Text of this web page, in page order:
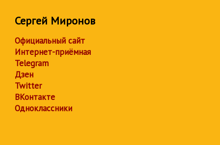
Сергей Миронов
Официальный сайт
Интернет-приёмная
Telegram
Дзен
Twitter
ВКонтакте
Одноклассники